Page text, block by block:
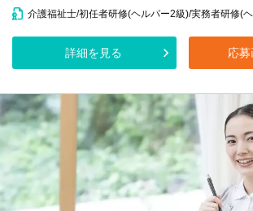
介護福祉士/初任者研修(ヘルパー2級)/実務者研修(
詳細を見る 応